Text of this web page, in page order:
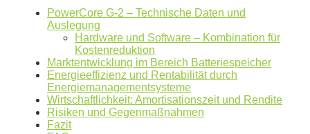
Aktuellen Strompreis anpassen
€/kWh
Hinweis:Dies ist eine Beispielrechnung
Dies ist eine beispielhafte Rechnung mit folgender
Annahme:
PowerCore G-2 – Technische Daten und
Auslegung
Hardware und Software – Kombination für
Kostenreduktion
Marktentwicklung im Bereich Batteriespeicher
Energieeffizienz und Rentabilität durch
Energiemanagementsysteme
Wirtschaftlichkeit: Amortisationszeit und Rendite
Risiken und Gegenmaßnahmen
Fazit